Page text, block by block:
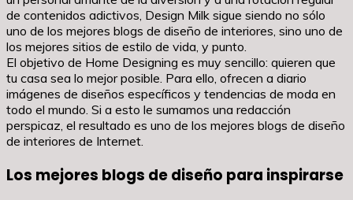
de contenidos adictivos, Design Milk sigue siendo no sólo
uno de los mejores blogs de diseño de interiores, sino uno de
los mejores sitios de estilo de vida, y punto.
El objetivo de Home Designing es muy sencillo: quieren que
tu casa sea lo mejor posible. Para ello, ofrecen a diario
imágenes de diseños específicos y tendencias de moda en
todo el mundo. Si a esto le sumamos una redacción
perspicaz, el resultado es uno de los mejores blogs de diseño
de interiores de Internet.
Los mejores blogs de diseño para inspirarse